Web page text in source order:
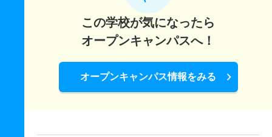
この学校が気になったら
オープンキャンパスへ！
オープンキャンパス情報をみる